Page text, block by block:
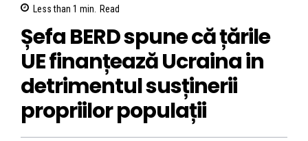
Less than 1 min. Read
Șefa BERD spune că țările
UE finanțează Ucraina in
detrimentul susținerii
propriilor populații